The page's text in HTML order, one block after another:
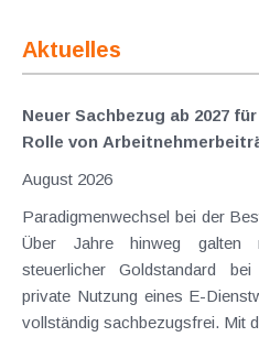
Aktuelles
Neuer Sachbezug ab 2027
Rolle von
August 2026
Paradigmenwechsel bei der
Über Jahre hinweg galten
steuerlicher Goldstandard
private Nutzung eines E-
vollständig sachbezugsfrei. Mit